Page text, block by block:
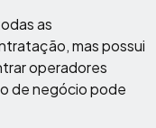
as
mas possui
operadores
de negócio pode